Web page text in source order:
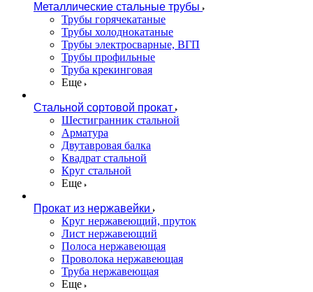
Металлические стальные трубы
Трубы горячекатаные
Трубы холоднокатаные
Трубы электросварные, ВГП
Трубы профильные
Труба крекинговая
Еще
Стальной сортовой прокат
Шестигранник стальной
Арматура
Двутавровая балка
Квадрат стальной
Круг стальной
Еще
Прокат из нержавейки
Круг нержавеющий, пруток
Лист нержавеющий
Полоса нержавеющая
Проволока нержавеющая
Труба нержавеющая
Еще